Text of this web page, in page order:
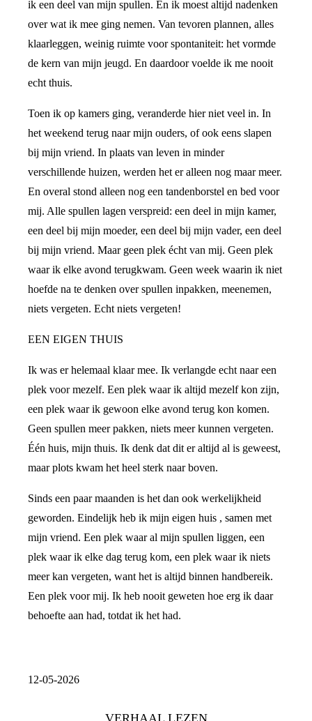
ik een deel van mijn spullen. En ik moest altijd nadenken
over wat ik mee ging nemen. Van tevoren plannen, alles
klaarleggen, weinig ruimte voor spontaniteit: het vormde
de kern van mijn jeugd. En daardoor voelde ik me nooit
echt thuis.
Toen ik op kamers ging, veranderde hier niet veel in. In
het weekend terug naar mijn ouders, of ook eens slapen
bij mijn vriend. In plaats van leven in minder
verschillende huizen, werden het er alleen nog maar meer.
En overal stond alleen nog een tandenborstel en bed voor
mij. Alle spullen lagen verspreid: een deel in mijn kamer,
een deel bij mijn moeder, een deel bij mijn vader, een deel
bij mijn vriend. Maar geen plek écht van mij. Geen plek
waar ik elke avond terugkwam. Geen week waarin ik niet
hoefde na te denken over spullen inpakken, meenemen,
niets vergeten. Echt niets vergeten!
EEN EIGEN THUIS
Ik was er helemaal klaar mee. Ik verlangde echt naar een
plek voor mezelf. Een plek waar ik altijd mezelf kon zijn,
een plek waar ik gewoon elke avond terug kon komen.
Geen spullen meer pakken, niets meer kunnen vergeten.
Één huis, mijn thuis. Ik denk dat dit er altijd al is geweest,
maar plots kwam het heel sterk naar boven.
Sinds een paar maanden is het dan ook werkelijkheid
geworden. Eindelijk heb ik mijn eigen huis , samen met
mijn vriend. Een plek waar al mijn spullen liggen, een
plek waar ik elke dag terug kom, een plek waar ik niets
meer kan vergeten, want het is altijd binnen handbereik.
Een plek voor mij. Ik heb nooit geweten hoe erg ik daar
behoefte aan had, totdat ik het had.
12-05-2026
VERHAAL LEZEN